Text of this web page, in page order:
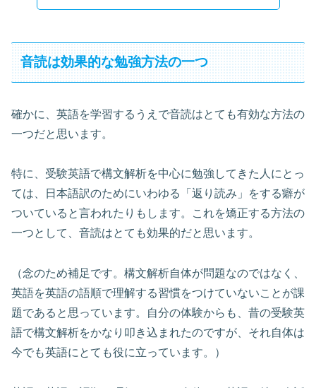
音読は効果的な勉強方法の一つ
確かに、英語を学習するうえで音読はとても有効な方法の
一つだと思います。
特に、受験英語で構文解析を中心に勉強してきた人にとっ
ては、日本語訳のためにいわゆる「返り読み」をする癖が
ついていると言われたりもします。これを矯正する方法の
一つとして、音読はとても効果的だと思います。
（念のため補足です。構文解析自体が問題なのではなく、
英語を英語の語順で理解する習慣をつけていないことが課
題であると思っています。自分の体験からも、昔の受験英
語で構文解析をかなり叩き込まれたのですが、それ自体は
今でも英語にとても役に立っています。）